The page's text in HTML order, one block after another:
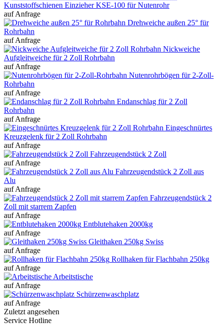
Kunststoffschienen Einzieher KSE-100 für Nutenrohr
auf Anfrage
Drehweiche außen 25° für
Rohrbahn
auf Anfrage
Nickweiche
Aufgleitweiche für 2 Zoll Rohrbahn
auf Anfrage
Nutenrohrbögen für 2-Zoll-
Rohrbahn
auf Anfrage
Endanschlag für 2 Zoll
Rohrbahn
auf Anfrage
Eingeschnürtes
Kreuzgelenk für 2 Zoll Rohrbahn
auf Anfrage
Fahrzeugendstück 2 Zoll
auf Anfrage
Fahrzeugendstück 2 Zoll aus
Alu
auf Anfrage
Fahrzeugendstück 2
Zoll mit starrem Zapfen
auf Anfrage
Entblutehaken 2000kg
auf Anfrage
Gleithaken 250kg Swiss
auf Anfrage
Rollhaken für Flachbahn 250kg
auf Anfrage
Arbeitstische
auf Anfrage
Schürzenwaschplatz
auf Anfrage
Zuletzt angesehen
Service Hotline